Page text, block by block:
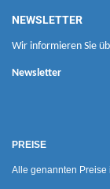
NEWSLETTER
Wir informieren Sie
Newsletter
PREISE
Alle genannten Preise